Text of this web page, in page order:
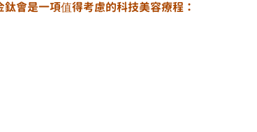
會是一項值得考慮的科技美容療程：